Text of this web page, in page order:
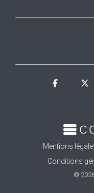
Mentions
Conditions
©